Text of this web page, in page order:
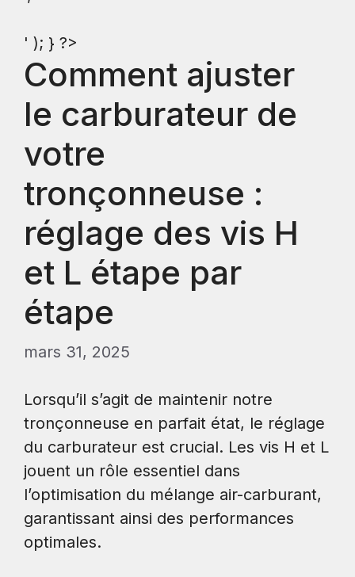
' ); } ?>
Comment ajuster
le carburateur de
votre
tronçonneuse :
réglage des vis H
et L étape par
étape
mars 31, 2025
Lorsqu’il s’agit de maintenir notre
tronçonneuse en parfait état, le réglage
du carburateur est crucial. Les vis H et L
jouent un rôle essentiel dans
l’optimisation du mélange air-carburant,
garantissant ainsi des performances
optimales.